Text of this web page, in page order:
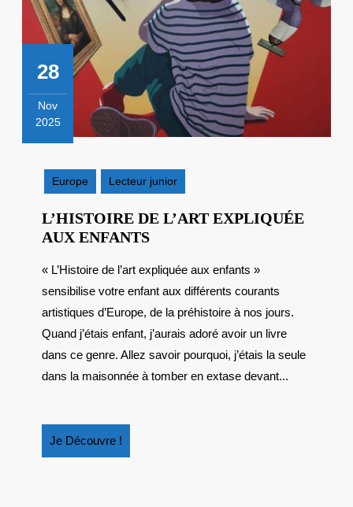
28
Nov
2025
2025
Europe
Lecteur junior
L’HISTOIRE DE L’ART EXPLIQUÉE
AUX ENFANTSL’HISTOIRE
L’ART
EXPLIQUÉE
AUX
ENFANTS
« L’Histoire de l’art expliquée aux enfants »
sensibilise votre enfant aux différents courants
artistiques d’Europe, de la préhistoire à nos jours.
Quand j’étais enfant, j’aurais adoré avoir un livre
dans ce genre. Allez savoir pourquoi, j’étais la seule
dans la maisonnée à tomber en extase devant...
Je Découvre !
Découvre